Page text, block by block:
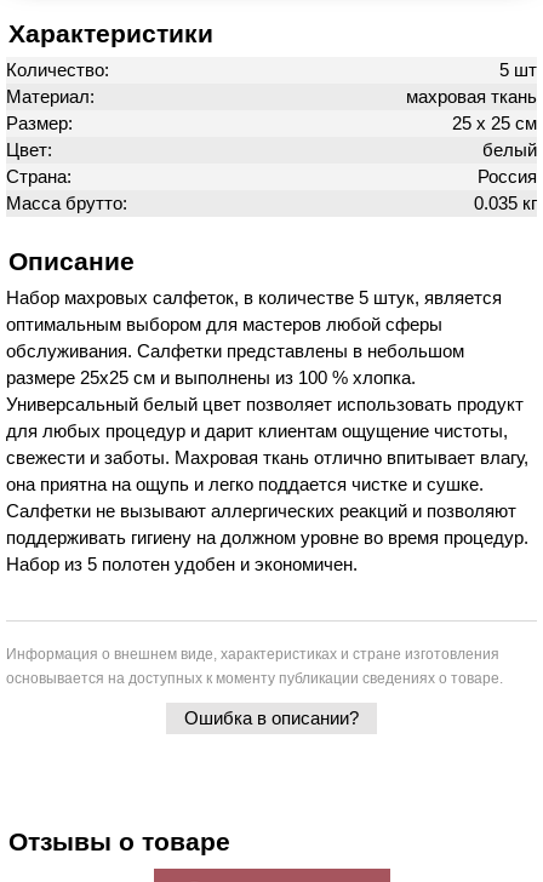
Характеристики
Количество:
5 шт
Материал:
махровая ткань
Размер:
25 х 25 см
Цвет:
белый
Страна:
Россия
Масса брутто:
0.035 кг
Описание
Набор махровых салфеток, в количестве 5 штук, является
оптимальным выбором для мастеров любой сферы
обслуживания. Салфетки представлены в небольшом
размере 25х25 см и выполнены из 100 % хлопка.
Универсальный белый цвет позволяет использовать продукт
для любых процедур и дарит клиентам ощущение чистоты,
свежести и заботы. Махровая ткань отлично впитывает влагу,
она приятна на ощупь и легко поддается чистке и сушке.
Салфетки не вызывают аллергических реакций и позволяют
поддерживать гигиену на должном уровне во время процедур.
Набор из 5 полотен удобен и экономичен.
Информация о внешнем виде, характеристиках и стране изготовления
основывается на доступных к моменту публикации сведениях о товаре.
Ошибка в описании?
Отзывы о товаре